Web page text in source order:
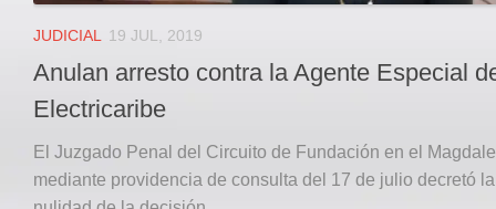
JUDICIAL 19 JUL, 2019
Anulan arresto contra la Agente Especial
Electricaribe
El Juzgado Penal del Circuito de Fundación en el
mediante providencia de consulta del 17 de julio decretó la